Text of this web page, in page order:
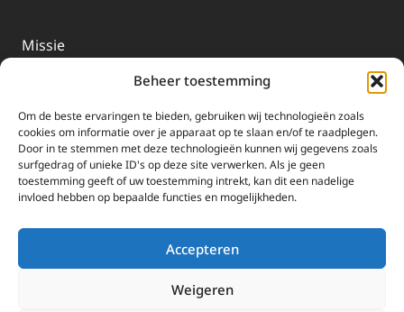
Beheer toestemming
Om de beste ervaringen te bieden, gebruiken wij technologieën zoals
cookies om informatie over je apparaat op te slaan en/of te raadplegen.
Door in te stemmen met deze technologieën kunnen wij gegevens zoals
surfgedrag of unieke ID's op deze site verwerken. Als je geen
toestemming geeft of uw toestemming intrekt, kan dit een nadelige
invloed hebben op bepaalde functies en mogelijkheden.
Accepteren
Weigeren
Missie
EWTN-Team
Organisatiegegevens
Doneren
EWTN wordt uitsluitend gefinancierd door uw donaties.
Wij ontvangen bewust geen advertentie-inkomsten of